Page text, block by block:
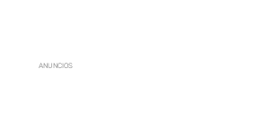
ANUNCIOS